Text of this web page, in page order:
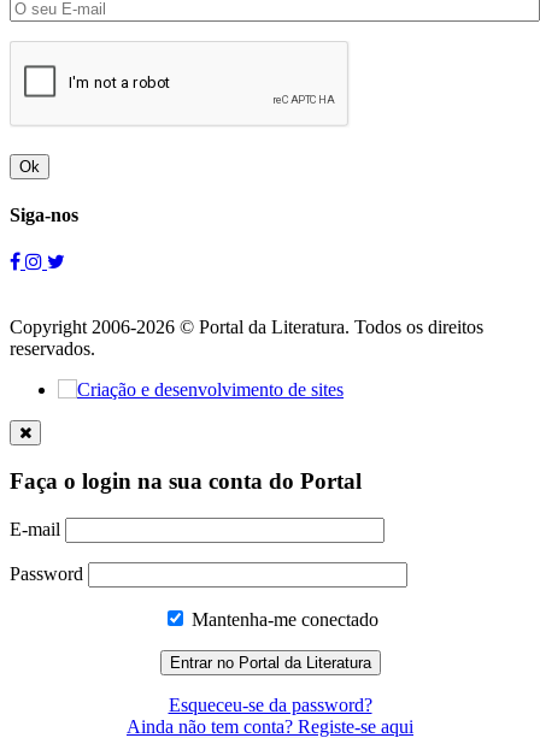
Ok
Siga-nos
Copyright 2006-2026 © Portal da Literatura. Todos os direitos
reservados.
Faça o login na sua conta do Portal
E-mail
Password
Mantenha-me conectado
Esqueceu-se da password?
Ainda não tem conta? Registe-se aqui